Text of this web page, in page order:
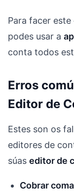
Para facer
podes usar a
conta todos
Erros
Editor de
Estes son os
editores de
súas editor de
Cobrar